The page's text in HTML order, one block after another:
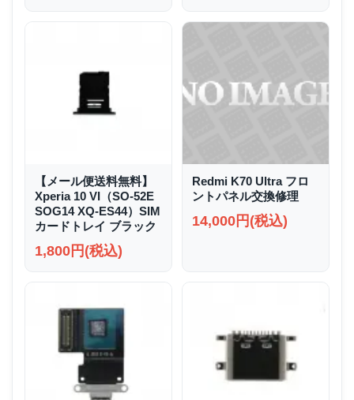
【メール便送料無料】
Xperia 10 VI（SO-52E
SOG14 XQ-ES44）SIM
カードトレイ ブラック
1,800円(税込)
Redmi K70 Ultra フロ
ントパネル交換修理
14,000円(税込)